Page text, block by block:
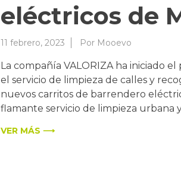
eléctricos de
11 febrero, 2023 Por Mooevo
La compañía VALORIZA ha iniciado
el servicio de limpieza de calles y
nuevos carritos de barrendero
flamante servicio de limpieza urbana
VER MÁS ⟶